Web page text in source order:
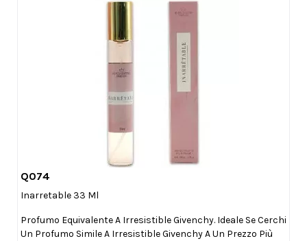
Q074
Inarretable 33 Ml
Profumo Equivalente A Irresistible Givenchy. Ideale Se Cerchi
Un Profumo Simile A Irresistible Givenchy A Un Prezzo Più